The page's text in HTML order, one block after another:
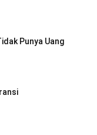
Punya Uang